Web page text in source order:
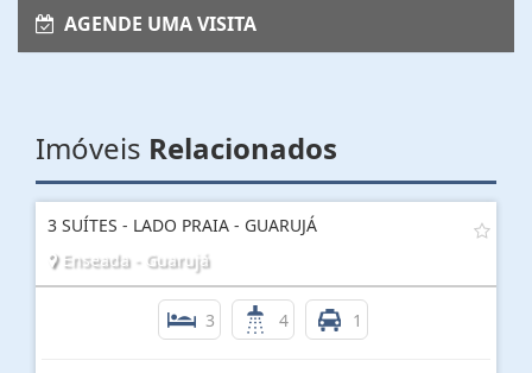
AGENDE UMA VISITA
Imóveis Relacionados
3 SUÍTES - LADO PRAIA - GUARUJÁ
Enseada - Guarujá
3 4 1